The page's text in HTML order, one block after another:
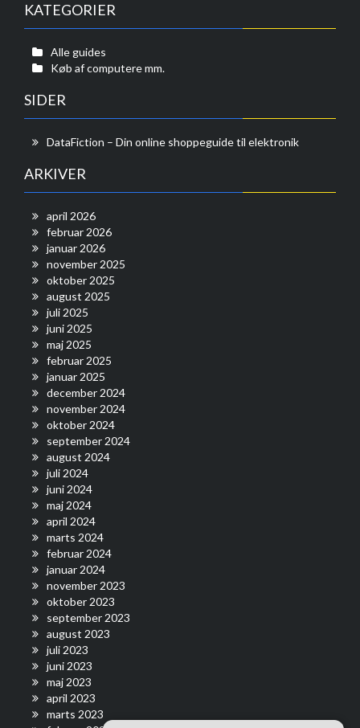
KATEGORIER
Alle guides
Køb af computere mm.
SIDER
DataFiction – Din online shoppeguide til elektronik
ARKIVER
april 2026
februar 2026
januar 2026
november 2025
oktober 2025
august 2025
juli 2025
juni 2025
maj 2025
februar 2025
januar 2025
december 2024
november 2024
oktober 2024
september 2024
august 2024
juli 2024
juni 2024
maj 2024
april 2024
marts 2024
februar 2024
januar 2024
november 2023
oktober 2023
september 2023
august 2023
juli 2023
juni 2023
maj 2023
april 2023
marts 2023